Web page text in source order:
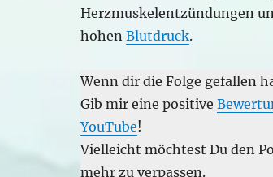
Herzmuskelentzündungen
hohen Blutdruck.
Wenn dir die Folge gefallen
Gib mir eine positive
YouTube!
Vielleicht möchtest Du den
mehr zu verpassen.